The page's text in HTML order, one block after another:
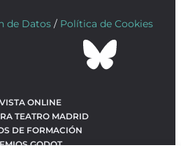
de Datos / Política de Cookies
ONLINE
TEATRO MADRID
DE FORMACIÓN
GODOT